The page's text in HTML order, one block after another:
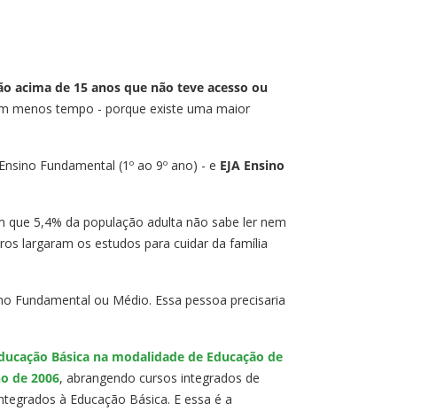
acima de 15 anos que não teve acesso ou
menos tempo - porque existe uma maior
Fundamental (1º ao 9º ano) - e EJA Ensino
que 5,4% da população adulta não sabe ler nem
largaram os estudos para cuidar da família
Fundamental ou Médio. Essa pessoa precisaria
Básica na modalidade de Educação de
de 2006, abrangendo cursos integrados de
à Educação Básica. E essa é a